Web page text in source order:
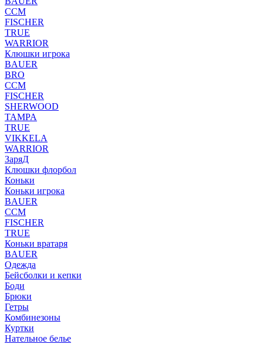
CCM
FISCHER
TRUE
WARRIOR
Клюшки игрока
BAUER
BRO
CCM
FISCHER
SHERWOOD
TAMPA
TRUE
VIKKELA
WARRIOR
ЗаряД
Клюшки флорбол
Коньки
Коньки игрока
BAUER
CCM
FISCHER
TRUE
Коньки вратаря
BAUER
Одежда
Бейсболки и кепки
Боди
Брюки
Гетры
Комбинезоны
Куртки
Нательное белье